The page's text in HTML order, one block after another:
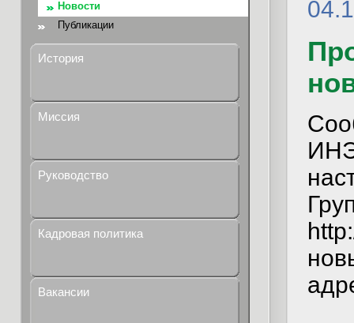
Новости
Публикации
История
Миссия
Руководство
Кадровая политика
Вакансии